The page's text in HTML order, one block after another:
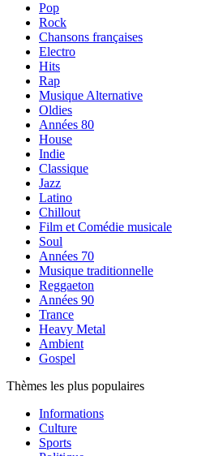
Pop
Rock
Chansons françaises
Electro
Hits
Rap
Musique Alternative
Oldies
Années 80
House
Indie
Classique
Jazz
Latino
Chillout
Film et Comédie musicale
Soul
Années 70
Musique traditionnelle
Reggaeton
Années 90
Trance
Heavy Metal
Ambient
Gospel
Thèmes les plus populaires
Informations
Culture
Sports